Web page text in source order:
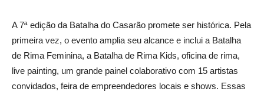
A 7ª edição da Batalha do Casarão promete ser histórica. Pela
primeira vez, o evento amplia seu alcance e inclui a Batalha
de Rima Feminina, a Batalha de Rima Kids, oficina de rima,
live painting, um grande painel colaborativo com 15 artistas
convidados, feira de empreendedores locais e shows. Essas